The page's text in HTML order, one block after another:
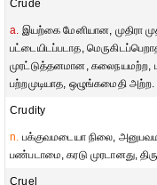
Crude
a. இயற்கை மேனியான, முதிரா
பட்டையிடப்படாத,
முரட்டுத்தனமான, கலைநயமற்ற,
பற்றமுடியாத, ஒழுங்கமைதி அற்ற.
Crudity
n. பக்குவமடையா நிலை,
பண்படாமை, கரடு முரடானது,
Cruel